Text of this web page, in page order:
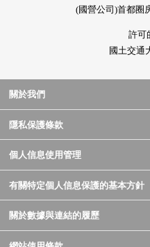
(國營公司)首都圈
許可
國土交通
關於我們
隱私保護條款
個人信息使用管理
有關特定個人信息保護的基本方針
關於數據與連結的履歷